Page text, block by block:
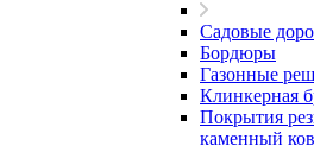
Садовые
Бордюры
Газонные
Клинкерная
Покрытия
каменный